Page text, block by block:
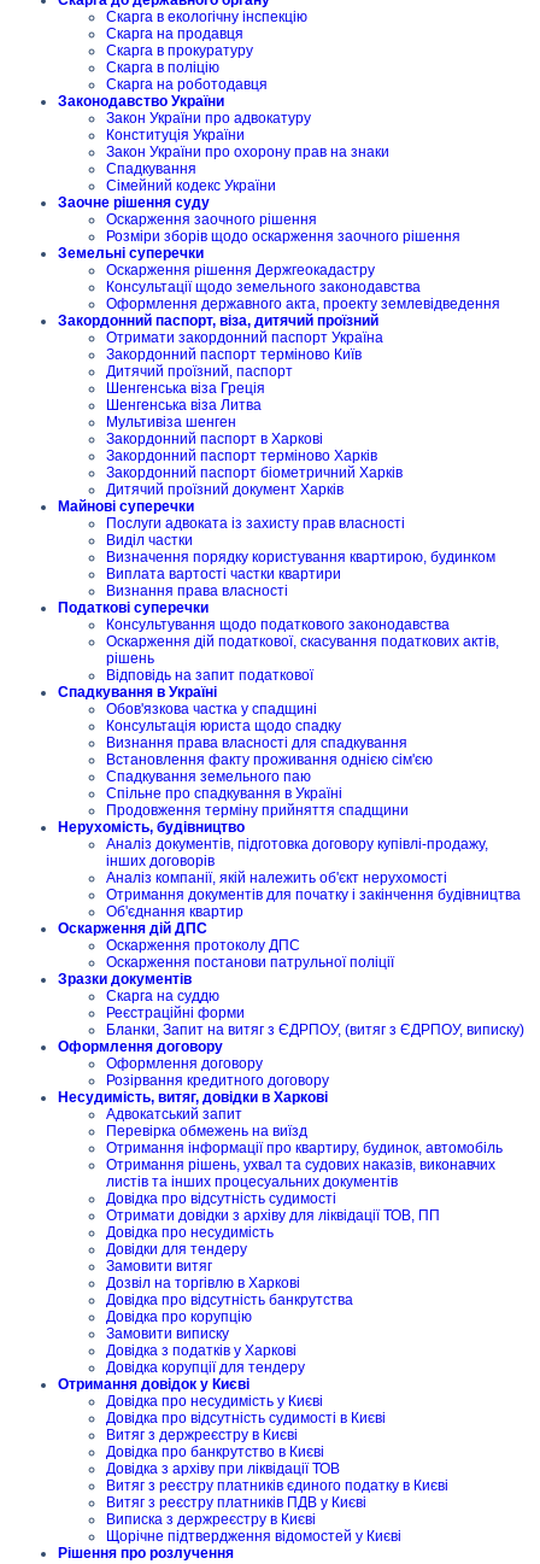
Скарга в екологічну інспекцію
Скарга на продавця
Скарга в прокуратуру
Скарга в поліцію
Скарга на роботодавця
Законодавство України
Закон України про адвокатуру
Конституція України
Закон України про охорону прав на знаки
Спадкування
Сімейний кодекс України
Заочне рішення суду
Оскарження заочного рішення
Розміри зборів щодо оскарження заочного рішення
Земельні суперечки
Оскарження рішення Держгеокадастру
Консультації щодо земельного законодавства
Оформлення державного акта, проекту землевідведення
Закордонний паспорт, віза, дитячий проїзний
Отримати закордонний паспорт Україна
Закордонний паспорт терміново Київ
Дитячий проїзний, паспорт
Шенгенська віза Греція
Шенгенська віза Литва
Мультивіза шенген
Закордонний паспорт в Харкові
Закордонний паспорт терміново Харків
Закордонний паспорт біометричний Харків
Дитячий проїзний документ Харків
Майнові суперечки
Послуги адвоката із захисту прав власності
Виділ частки
Визначення порядку користування квартирою, будинком
Виплата вартості частки квартири
Визнання права власності
Податкові суперечки
Консультування щодо податкового законодавства
Оскарження дій податкової, скасування податкових актів,
рішень
Відповідь на запит податкової
Спадкування в Україні
Обов'язкова частка у спадщині
Консультація юриста щодо спадку
Визнання права власності для спадкування
Встановлення факту проживання однією сім'єю
Спадкування земельного паю
Спільне про спадкування в Україні
Продовження терміну прийняття спадщини
Нерухомість, будівництво
Аналіз документів, підготовка договору купівлі-продажу,
інших договорів
Аналіз компанії, якій належить об'єкт нерухомості
Отримання документів для початку і закінчення будівництва
Об'єднання квартир
Оскарження дій ДПС
Оскарження протоколу ДПС
Оскарження постанови патрульної поліції
Зразки документів
Скарга на суддю
Реєстраційні форми
Бланки, Запит на витяг з ЄДРПОУ, (витяг з ЄДРПОУ, виписку)
Оформлення договору
Оформлення договору
Розірвання кредитного договору
Несудимість, витяг, довідки в Харкові
Адвокатський запит
Перевірка обмежень на виїзд
Отримання інформації про квартиру, будинок, автомобіль
Отримання рішень, ухвал та судових наказів, виконавчих
листів та інших процесуальних документів
Довідка про відсутність судимості
Отримати довідки з архіву для ліквідації ТОВ, ПП
Довідка про несудимість
Довідки для тендеру
Замовити витяг
Дозвіл на торгівлю в Харкові
Довідка про відсутність банкрутства
Довідка про корупцію
Замовити виписку
Довідка з податків у Харкові
Довідка корупції для тендеру
Отримання довідок у Києві
Довідка про несудимість у Києві
Довідка про відсутність судимості в Києві
Витяг з держреєстру в Києві
Довідка про банкрутство в Києві
Довідка з архіву при ліквідації ТОВ
Витяг з реєстру платників єдиного податку в Києві
Витяг з реєстру платників ПДВ у Києві
Виписка з держреєстру в Києві
Щорічне підтвердження відомостей у Києві
Рішення про розлучення